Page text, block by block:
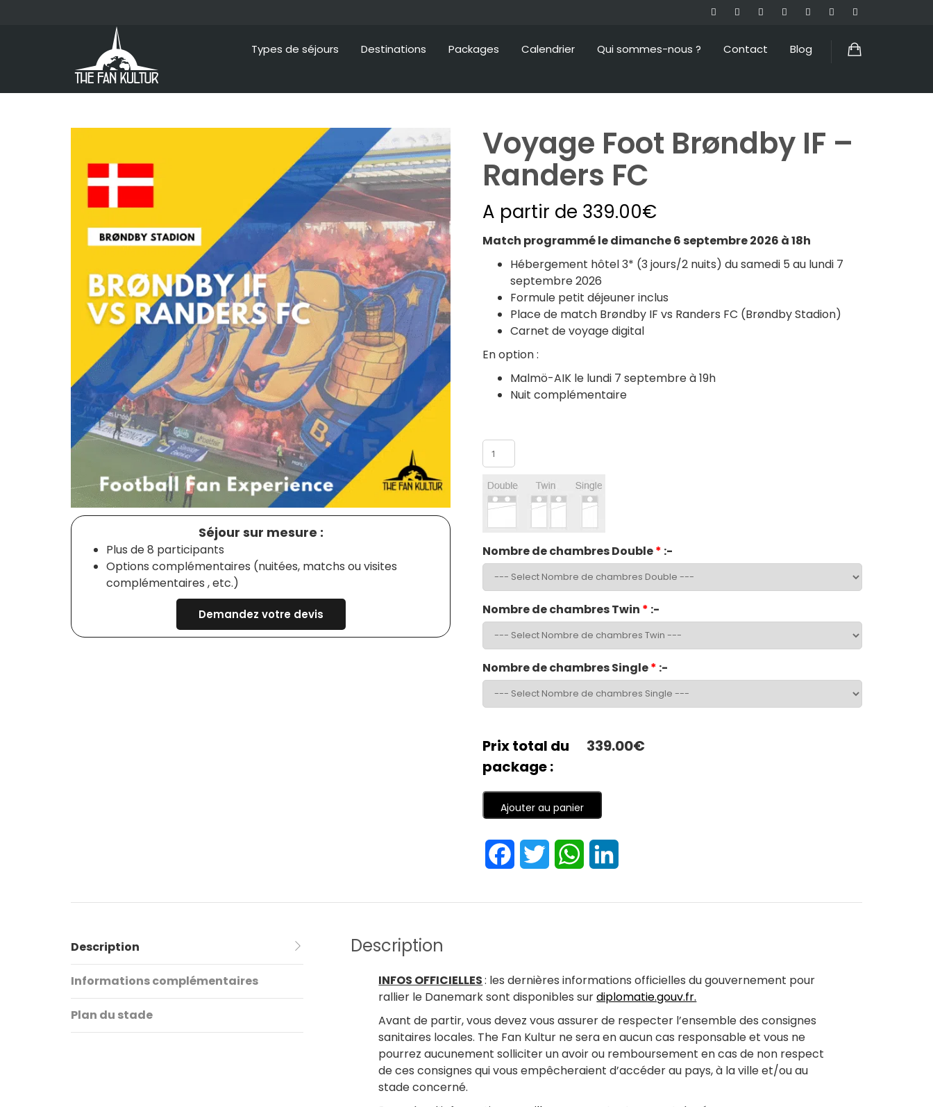
Types de séjours Destinations Packages Calendrier Qui sommes-nous ? Contact Blog
Séjour sur mesure :
Plus de 8 participants
Options complémentaires (nuitées, matchs ou visites
complémentaires , etc.)
Demandez votre devis
Voyage Foot Brøndby IF –
Randers FC
A partir de 339.00€
Match programmé le dimanche 6 septembre 2026 à 18h
Hébergement hôtel 3* (3 jours/2 nuits) du samedi 5 au lundi 7
septembre 2026
Formule petit déjeuner inclus
Place de match Brøndby IF vs Randers FC (Brøndby Stadion)
Carnet de voyage digital
En option :
Malmö-AIK le lundi 7 septembre à 19h
Nuit complémentaire
Nombre de chambres Double* :-
Nombre de chambres Twin * :-
Nombre de chambres Single* :-
Prix total du
package :
339.00€
Ajouter au panier
FacebookTwitter WhatsApp
Description
Informations complémentaires
Plan du stade
Description
INFOS OFFICIELLES: les dernières informations officielles du gouvernement pour
rallier le Danemark sont disponibles surdiplomatie.gouv.fr.
Avant de partir, vous devez vous assurer de respecter l’ensemble des consignes
sanitaires locales. The Fan Kultur ne sera en aucun cas responsable et vous ne
pourrez aucunement solliciter un avoir ou remboursement en cas de non respect
de ces consignes qui vous empêcheraient d’accéder au pays, à la ville et/ou au
stade concerné.